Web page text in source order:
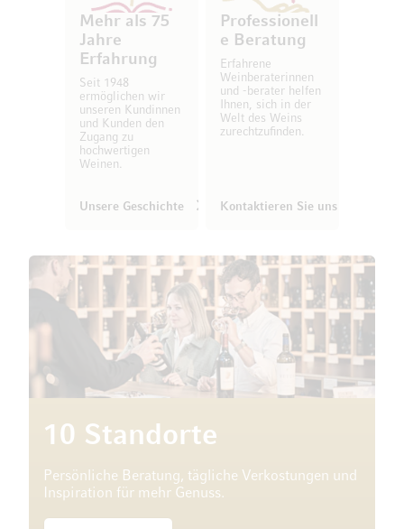
Mehr als 75
Jahre
Erfahrung
Seit 1948
ermöglichen wir
unseren Kundinnen
und Kunden den
Zugang zu
hochwertigen
Weinen.
Unsere Geschichte
Professionell
e Beratung
Erfahrene
Weinberaterinnen
und -berater helfen
Ihnen, sich in der
Welt des Weins
zurechtzufinden.
Kontaktieren Sie uns
10 Standorte
Persönliche Beratung, tägliche Verkostungen und
Inspiration für mehr Genuss.